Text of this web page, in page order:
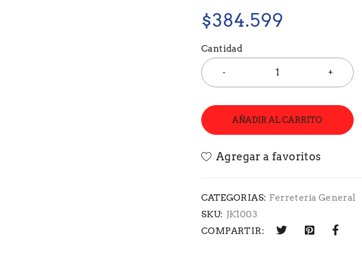
$384.599
Cantidad
AÑADIR AL CARRITO
CATEGORIAS: Ferretería General
SKU: JK1003
COMPARTIR: